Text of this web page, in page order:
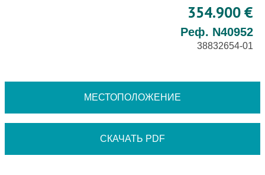
354.900 €
Реф. N40952
38832654-01
МЕСТОПОЛОЖЕНИЕ
СКАЧАТЬ PDF